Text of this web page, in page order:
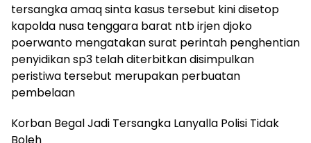
tersangka amaq sinta kasus tersebut kini disetop
kapolda nusa tenggara barat ntb irjen djoko
poerwanto mengatakan surat perintah penghentian
penyidikan sp3 telah diterbitkan disimpulkan
peristiwa tersebut merupakan perbuatan
pembelaan
Korban Begal Jadi Tersangka Lanyalla Polisi Tidak